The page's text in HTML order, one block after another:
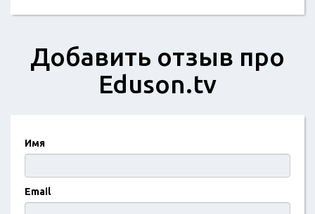
Добавить отзыв про
Eduson.tv
Имя
Email